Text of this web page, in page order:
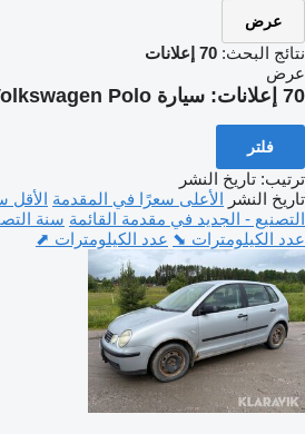
عرض
نتائج البحث: 70 إعلانات
عرض
70 إعلانات: سيارة Volkswagen Polo
فلتر
ترتيب: تاريخ النشر
تاريخ النشر الأعلى سعرًا في المقدمة الأقل
التصنيع - الجديد في مقدمة القائمة سنة
عدد الكيلومترات ⬊ عدد الكيلومترات ⬈